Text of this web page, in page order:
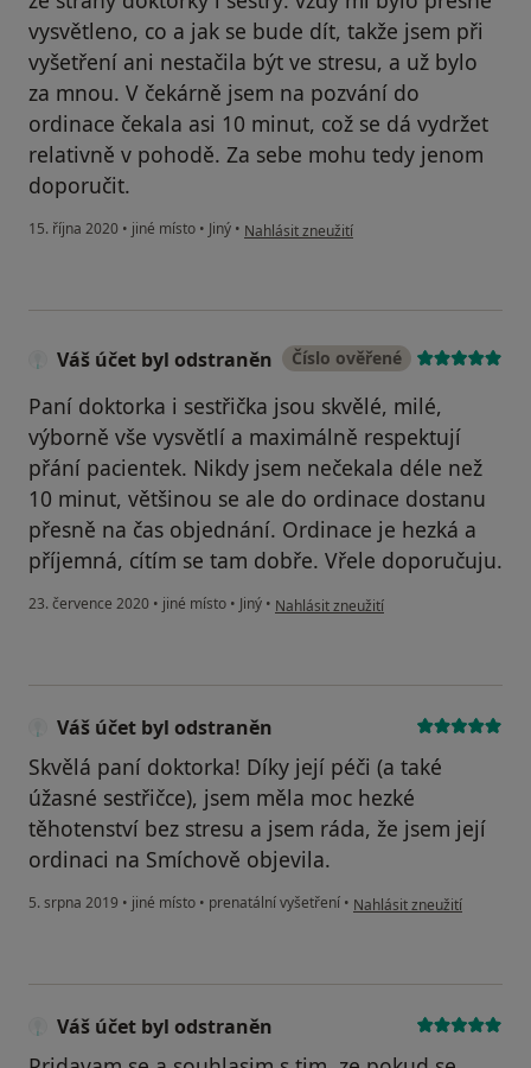
vysvětleno, co a jak se bude dít, takže jsem při
vyšetření ani nestačila být ve stresu, a už bylo
za mnou. V čekárně jsem na pozvání do
ordinace čekala asi 10 minut, což se dá vydržet
relativně v pohodě. Za sebe mohu tedy jenom
doporučit.
15. října 2020 • jiné místo • Jiný • podle názoru uživatele A. Š.
Nahlásit zneužití
Váš účet byl odstraněn Číslo ověřené
Paní doktorka i sestřička jsou skvělé, milé,
výborně vše vysvětlí a maximálně respektují
přání pacientek. Nikdy jsem nečekala déle než
10 minut, většinou se ale do ordinace dostanu
přesně na čas objednání. Ordinace je hezká a
příjemná, cítím se tam dobře. Vřele doporučuju.
23. července 2020 • jiné místo • Jiný • podle názoru uživatele Váš účet byl
Nahlásit zneužití
Váš účet byl odstraněn
Skvělá paní doktorka! Díky její péči (a také
úžasné sestřičce), jsem měla moc hezké
těhotenství bez stresu a jsem ráda, že jsem její
ordinaci na Smíchově objevila.
5. srpna 2019 • jiné místo • prenatální vyšetření • podle názoru uživatele
Nahlásit zneužití
Váš účet byl odstraněn